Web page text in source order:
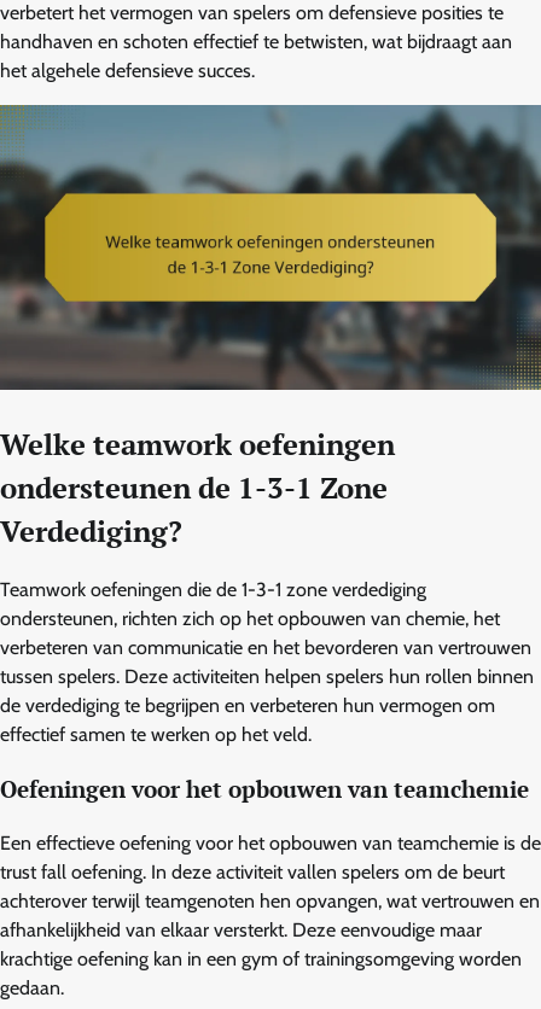
verbetert het vermogen van spelers om defensieve posities te
handhaven en schoten effectief te betwisten, wat bijdraagt aan
het algehele defensieve succes.
Welke teamwork oefeningen
ondersteunen de 1-3-1 Zone
Verdediging?
Teamwork oefeningen die de 1-3-1 zone verdediging
ondersteunen, richten zich op het opbouwen van chemie, het
verbeteren van communicatie en het bevorderen van vertrouwen
tussen spelers. Deze activiteiten helpen spelers hun rollen binnen
de verdediging te begrijpen en verbeteren hun vermogen om
effectief samen te werken op het veld.
Oefeningen voor het opbouwen van teamchemie
Een effectieve oefening voor het opbouwen van teamchemie is de
trust fall oefening. In deze activiteit vallen spelers om de beurt
achterover terwijl teamgenoten hen opvangen, wat vertrouwen en
afhankelijkheid van elkaar versterkt. Deze eenvoudige maar
krachtige oefening kan in een gym of trainingsomgeving worden
gedaan.